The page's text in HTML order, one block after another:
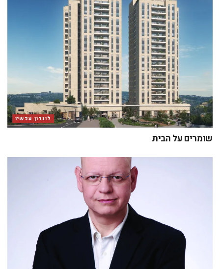
לונדון עכשיו
שומרים על הבית